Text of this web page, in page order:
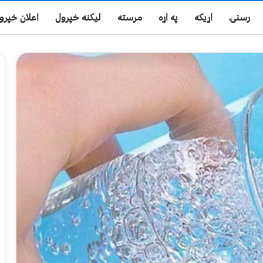
رسنۍ اړیکه په اړه مرسته لیکنه خپرول اعلان